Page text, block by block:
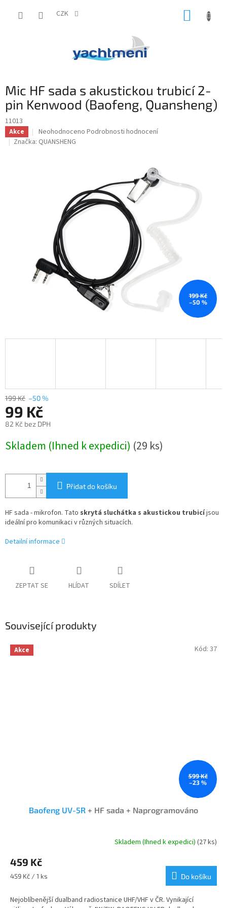
CZK
Mic HF sada s akustickou trubicí 2-
pin Kenwood (Baofeng, Quansheng)
11013
Akce
Průměrné
hodnocení
hvězdiček.
Neohodnoceno Podrobnosti hodnocení
Značka: QUANSHENG
199 Kč
–50 %
199 Kč –50 %
99 Kč
82 Kč bez DPH
cena:
Skladem (Ihned k expedici) (29 ks)
Přidat do košíku
HF sada - mikrofon. Tato skrytá sluchátka s akustickou trubicíjsou
ideální pro komunikaci v různých situacích.
Detailní informace
ZEPTAT SE HLÍDAT SDÍLET
Související produkty
Akce
599 Kč
–23 %
Baofeng UV-5R + HF sada + Naprogramováno
produktu
je
4,7
5
Skladem (Ihned k expedici)(27 ks)
459 Kč
Měrná
459 Kč / 1 ks Do košíku
Nejoblíbenější dualband radiostanice UHF/VHF v ČR. Vynikající
Kód: 37